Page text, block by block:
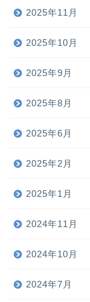
2025年11月
2025年10月
2025年9月
2025年8月
2025年6月
2025年2月
2025年1月
2024年11月
2024年10月
2024年7月